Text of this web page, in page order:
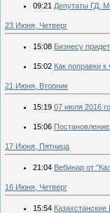
09:21 Депутаты ГД,
23 Июня, Четверг
15:08 Бизнесу
15:02 Как поправки
21 Июня, Вторник
15:19 07 июля 2016
15:06
17 Июня, Пятница
21:04 Вебинар от
16 Июня, Четверг
15:54